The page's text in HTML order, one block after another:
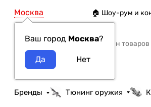
Москва
Ваш город Москва?
🏠 Шоу-рум и
Интернет-магазин товаров
тактики и охоты
Бренды Тюнинг оружия